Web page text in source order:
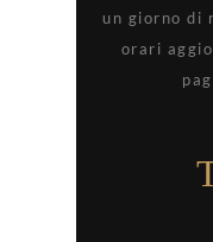
un giorno di
orari